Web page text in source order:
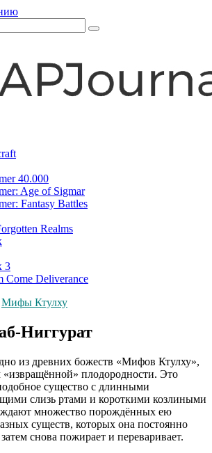
40.000
Age of Sigmar
Fantasy Battles
Realms
3
Come Deliverance
Мифы Ктулху
Ниггурат
из древних божеств «Мифов Ктулху»,
«извращённой» плодородности. Это
существо с длинными
слизь ртами и короткими козлиными
множество порождённых ею
существ, которых она постоянно
затем снова пожирает и переваривает.